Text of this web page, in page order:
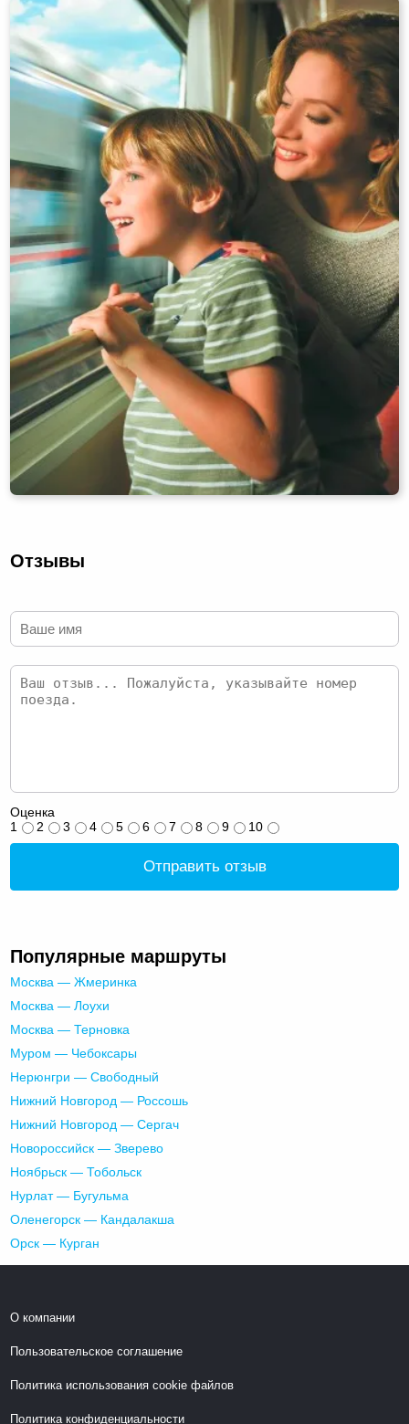
Отзывы
Оценка
1
2 3 4 5 6 7 8 9 10
Отправить отзыв
Популярные маршруты
Москва — Жмеринка
Москва — Лоухи
Москва — Терновка
Муром — Чебоксары
Нерюнгри — Свободный
Нижний Новгород — Россошь
Нижний Новгород — Сергач
Новороссийск — Зверево
Ноябрьск — Тобольск
Нурлат — Бугульма
Оленегорск — Кандалакша
Орск — Курган
О компании
Пользовательское соглашение
Политика использования cookie файлов
Политика конфиденциальности